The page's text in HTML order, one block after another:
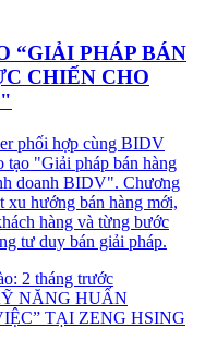
“GIẢI PHÁP BÁN
CHIẾN CHO
phối hợp cùng BIDV
tạo "Giải pháp bán hàng
doanh BIDV". Chương
xu hướng bán hàng mới,
hàng và từng bước
tư duy bán giải pháp.
2 tháng trước